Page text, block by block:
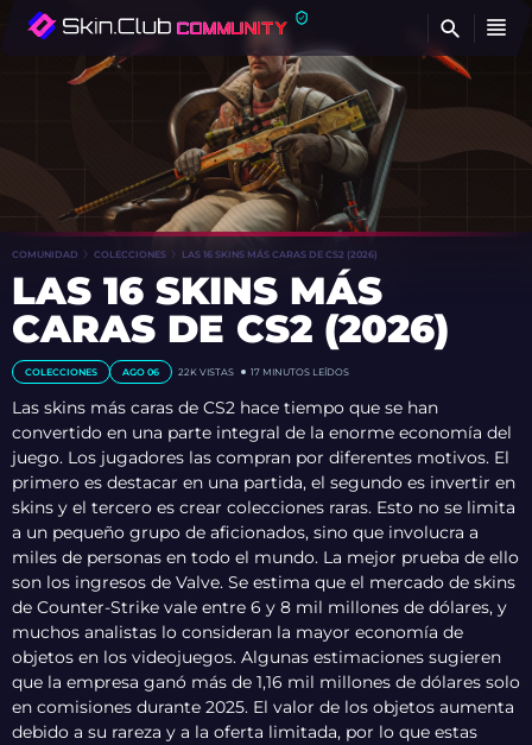
COMUNIDAD COLECCIONES LAS 16 SKINS MÁS CARAS DE CS2 (2026)
LAS 16 SKINS MÁS
CARAS DE CS2 (2026)
COLECCIONES AGO 06 22K VISTAS 17 MINUTOS LEÍDOS
Las skins más caras de CS2 hace tiempo que se han
convertido en una parte integral de la enorme economía del
juego. Los jugadores las compran por diferentes motivos. El
primero es destacar en una partida, el segundo es invertir en
skins y el tercero es crear colecciones raras. Esto no se limita
a un pequeño grupo de aficionados, sino que involucra a
miles de personas en todo el mundo. La mejor prueba de ello
son los ingresos de Valve. Se estima que el mercado de skins
de Counter-Strike vale entre 6 y 8 mil millones de dólares, y
muchos analistas lo consideran la mayor economía de
objetos en los videojuegos. Algunas estimaciones sugieren
que la empresa ganó más de 1,16 mil millones de dólares solo
en comisiones durante 2025. El valor de los objetos aumenta
debido a su rareza y a la oferta limitada, por lo que estas